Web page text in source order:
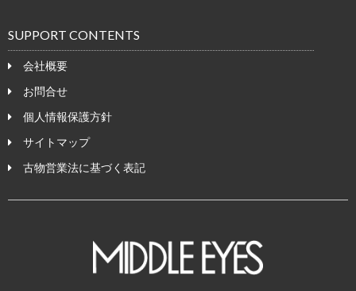
SUPPORT CONTENTS
会社概要
お問合せ
個人情報保護方針
サイトマップ
古物営業法に基づく表記